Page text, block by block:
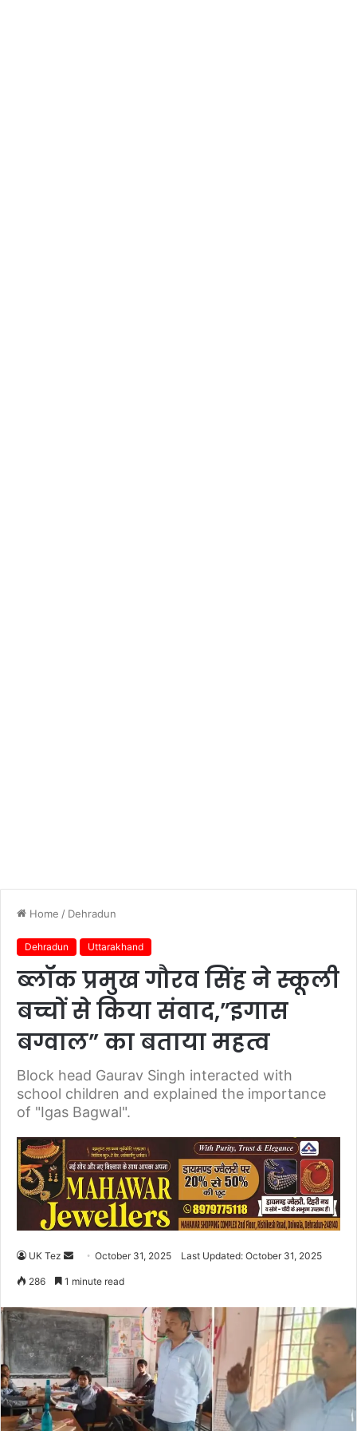
Home / Dehradun
Dehradun Uttarakhand
ब्लॉक प्रमुख गौरव सिंह ने स्कूली
बच्चों से किया संवाद,”इगास
बग्वाल” का बताया महत्व
Block head Gaurav Singh interacted with
school children and explained the importance
of "Igas Bagwal".
UK Tez
d
a
n
e
m
a
i
October 31, 2025 Last Updated: October 31, 2025
286 1 minute read